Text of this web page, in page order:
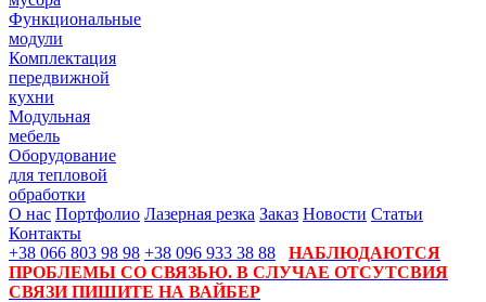
Функциональные
модули
Комплектация
передвижной
кухни
Модульная
мебель
Оборудование
для тепловой
обработки
О нас Портфолио Лазерная резка Заказ Новости Статьи
Контакты
+38 066 803 98 98 +38 096 933 38 88
НАБЛЮДАЮТСЯ
ПРОБЛЕМЫ СО СВЯЗЬЮ. В СЛУЧАЕ ОТСУТСВИЯ
СВЯЗИ ПИШИТЕ НА ВАЙБЕР